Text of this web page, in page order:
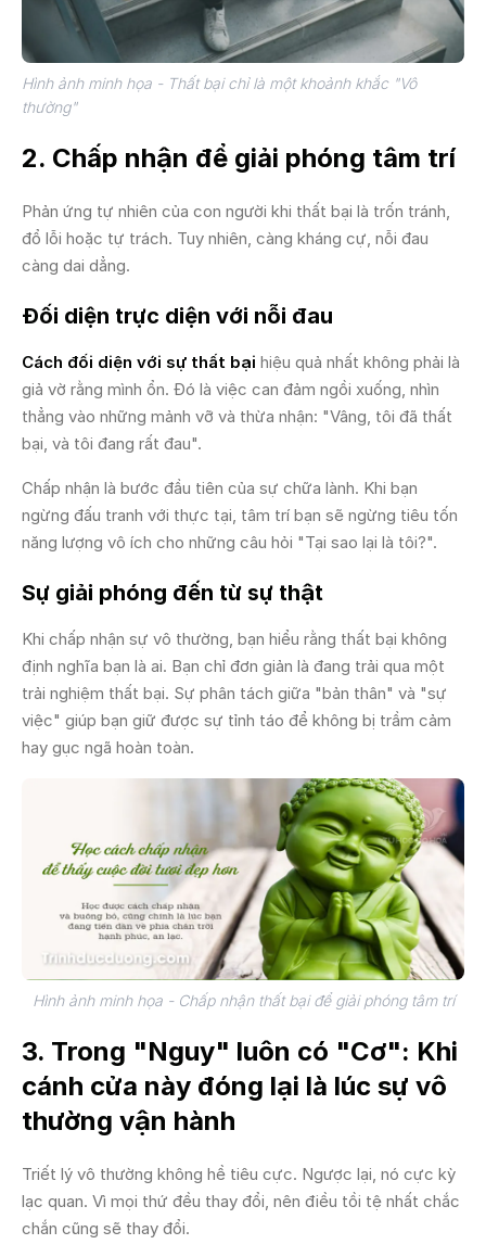
Hình ảnh minh họa - Thất bại chỉ là một khoảnh khắc "Vô
thường"
2. Chấp nhận để giải phóng tâm trí
Phản ứng tự nhiên của con người khi thất bại là trốn tránh,
đổ lỗi hoặc tự trách. Tuy nhiên, càng kháng cự, nỗi đau
càng dai dẳng.
Đối diện trực diện với nỗi đau
Cách đối diện với sự thất bại hiệu quả nhất không phải là
giả vờ rằng mình ổn. Đó là việc can đảm ngồi xuống, nhìn
thẳng vào những mảnh vỡ và thừa nhận: "Vâng, tôi đã thất
bại, và tôi đang rất đau".
Chấp nhận là bước đầu tiên của sự chữa lành. Khi bạn
ngừng đấu tranh với thực tại, tâm trí bạn sẽ ngừng tiêu tốn
năng lượng vô ích cho những câu hỏi "Tại sao lại là tôi?".
Sự giải phóng đến từ sự thật
Khi chấp nhận sự vô thường, bạn hiểu rằng thất bại không
định nghĩa bạn là ai. Bạn chỉ đơn giản là đang trải qua một
trải nghiệm thất bại. Sự phân tách giữa "bản thân" và "sự
việc" giúp bạn giữ được sự tỉnh táo để không bị trầm cảm
hay gục ngã hoàn toàn.
Hình ảnh minh họa - Chấp nhận thất bại để giải phóng tâm trí
3. Trong "Nguy" luôn có "Cơ": Khi
cánh cửa này đóng lại là lúc sự vô
thường vận hành
Triết lý vô thường không hề tiêu cực. Ngược lại, nó cực kỳ
lạc quan. Vì mọi thứ đều thay đổi, nên điều tồi tệ nhất chắc
chắn cũng sẽ thay đổi.